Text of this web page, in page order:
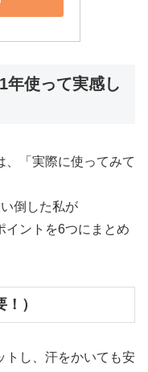
年使って実感し
、「実際に使ってみて
倒した私が
イントを6つにまとめ
）
トし、汗をかいても安